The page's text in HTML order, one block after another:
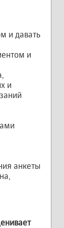
и давать
и
и
анкеты